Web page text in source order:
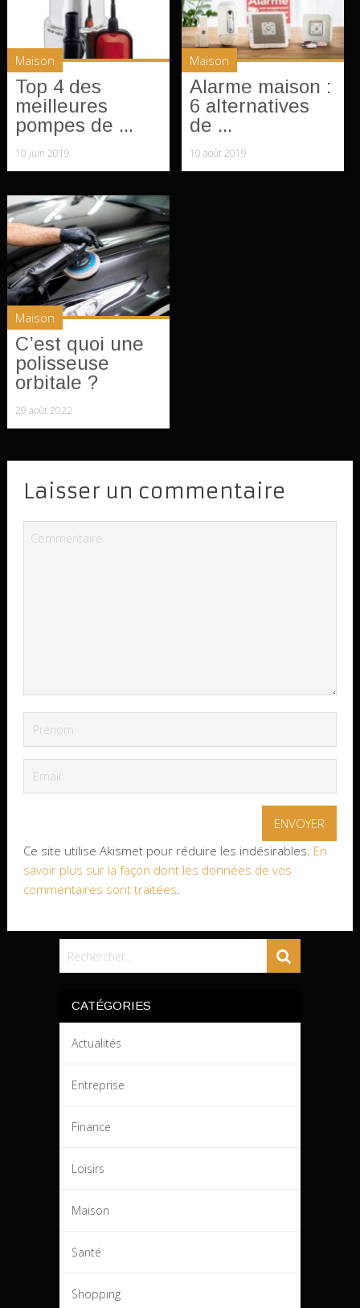
Maison
Top 4 des
meilleures
pompes de ...
10 juin 2019
Maison
Alarme maison :
6 alternatives
de ...
10 août 2019
Maison
C’est quoi une
polisseuse
orbitale ?
29 août 2022
Laisser un commentaire
Ce site utilise Akismet pour réduire les indésirables. En
savoir plus sur la façon dont les données de vos
commentaires sont traitées.
CATÉGORIES
Actualités
Entreprise
Finance
Loisirs
Maison
Santé
Shopping